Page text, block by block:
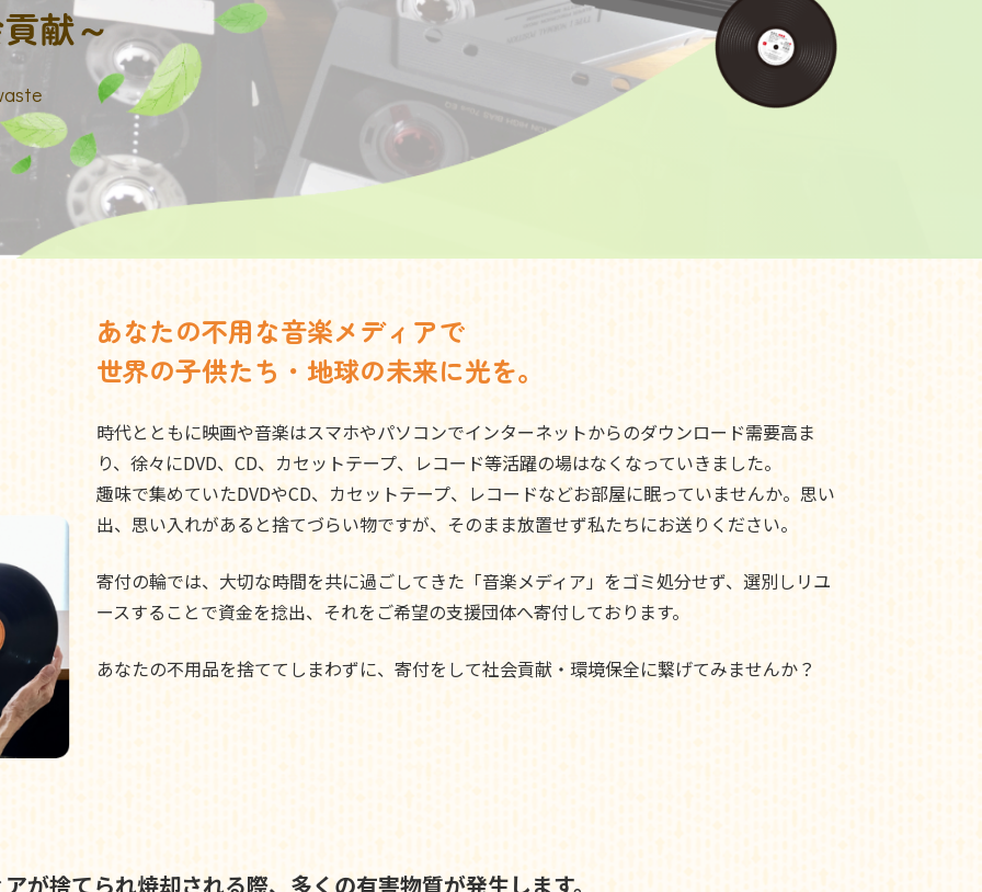
献～
あなたの不用な音楽メディアで
世界の子供たち・地球の未来に光を。
時代とともに映画や音楽はスマホやパソコンでインターネットからのダウンロード需要高ま
り、徐々にDVD、CD、カセットテープ、レコード等活躍の場はなくなっていきました。
趣味で集めていたDVDやCD、カセットテープ、レコードなどお部屋に眠っていませんか。思い
出、思い入れがあると捨てづらい物ですが、そのまま放置せず私たちにお送りください。
寄付の輪では、大切な時間を共に過ごしてきた「音楽メディア」をゴミ処分せず、選別しリユ
ースすることで資金を捻出、それをご希望の支援団体へ寄付しております。
あなたの不用品を捨ててしまわずに、寄付をして社会貢献・環境保全に繋げてみませんか？
が捨てられ焼却される際、 多くの有害物質が発生します。